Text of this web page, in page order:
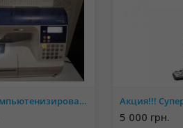
Продам компьютенизированную машину
5 000 грн.